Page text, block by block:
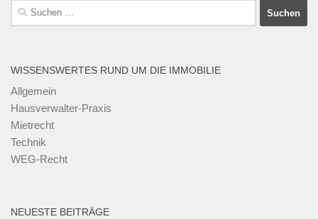
Suchen
nach:
WISSENSWERTES RUND UM DIE IMMOBILIE
Allgemein
Hausverwalter-Praxis
Mietrecht
Technik
WEG-Recht
NEUESTE BEITRÄGE